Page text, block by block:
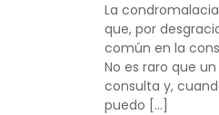
La
que, por
común en la
No es raro que
consulta y,
puedo [...]